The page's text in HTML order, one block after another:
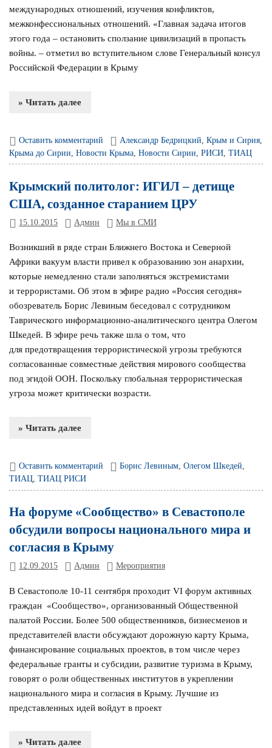
международных отношений, изучения конфликтов,
межконфессиональных отношений. «Главная задача итогов
этого года – остановить сползание цивилизаций в пропасть
войны. – отметил во вступительном слове Генеральный консул
Российской Федерации в Крыму
» Читать далее
Оставить комментарий Александр Бедрицкий ,Крым и Сирия
Крыма до Сирии ,Новости Крыма ,Новости Сирии ,РИСИ ,ТИАЦ
Крымский политолог: ИГИЛ – детище
США, созданное старанием ЦРУ
15.10.2015 Админ Мы в СМИ
Возникший в ряде стран Ближнего Востока и Северной
Африки вакуум власти привел к образованию зон анархии,
которые немедленно стали заполняться экстремистами
и террористами. Об этом в эфире радио «Россия сегодня»
обозреватель Борис Левиным беседовал с сотрудником
Таврического информационно-аналитического центра Олегом
Шкедей. В эфире речь также шла о том, что
для предотвращения террористической угрозы требуются
согласованные совместные действия мирового сообщества
под эгидой ООН. Поскольку глобальная террористическая
угроза может критически возрасти.
» Читать далее
Оставить комментарий Борис Левиным,Олегом Шкедей,
ТИАЦ ,ТИАЦ РИСИ
На форуме «Сообщество» в Севастополе
обсудили вопросы национального мира и
согласия в Крыму
12.09.2015 Админ Мероприятия
В Севастополе 10-11 сентября проходит VI форум активных
граждан «Сообщество», организованный Общественной
палатой России. Более 500 общественников, бизнесменов и
представителей власти обсуждают дорожную карту Крыма,
финансирование социальных проектов, в том числе через
федеральные гранты и субсидии, развитие туризма в Крыму,
говорят о роли общественных институтов в укреплении
национального мира и согласия в Крыму. Лучшие из
представленных идей войдут в проект
» Читать далее